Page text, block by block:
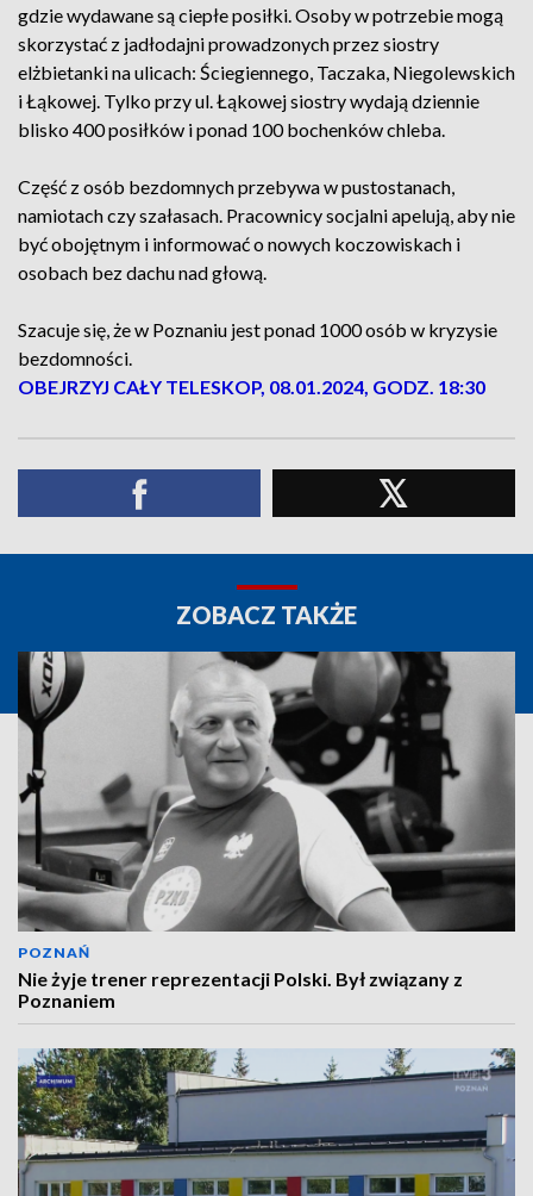
gdzie wydawane są ciepłe posiłki. Osoby w potrzebie mogą
skorzystać z jadłodajni prowadzonych przez siostry
elżbietanki na ulicach: Ściegiennego, Taczaka, Niegolewskich
i Łąkowej. Tylko przy ul. Łąkowej siostry wydają dziennie
blisko 400 posiłków i ponad 100 bochenków chleba.
Część z osób bezdomnych przebywa w pustostanach,
namiotach czy szałasach. Pracownicy socjalni apelują, aby nie
być obojętnym i informować o nowych koczowiskach i
osobach bez dachu nad głową.
Szacuje się, że w Poznaniu jest ponad 1000 osób w kryzysie
bezdomności.
OBEJRZYJ CAŁY TELESKOP, 08.01.2024, GODZ. 18:30
ZOBACZ TAKŻE
POZNAŃ
Nie żyje trener reprezentacji Polski. Był związany z
Poznaniem